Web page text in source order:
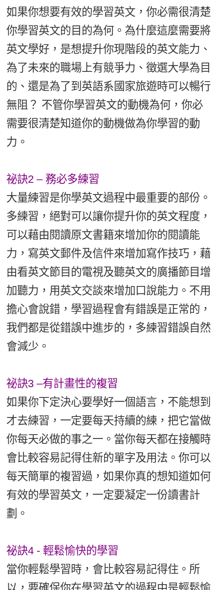
如果你想要有效的學習英文，你必需很清楚
你學習英文的目的為何。為什麼這麼需要將
英文學好，是想提升你現階段的英文能力、
為了未來的職場上有競爭力、徵選大學為目
的、還是為了到英語系國家旅遊時可以暢行
無阻？ 不管你學習英文的動機為何，你必
需要很清楚知道你的動機做為你學習的動
力。
祕訣2 – 務必多練習
大量練習是你學英文過程中最重要的部份。
多練習，絕對可以讓你提升你的英文程度，
可以藉由閱讀原文書籍來增加你的閱讀能
力，寫英文郵件及信件來增加寫作技巧，藉
由看英文節目的電視及聽英文的廣播節目增
加聽力，用英文交談來增加口說能力。不用
擔心會說錯，學習過程會有錯誤是正常的，
我們都是從錯誤中進步的，多練習錯誤自然
會減少。
祕訣3 –有計畫性的複習
如果你下定決心要學好一個語言，不能想到
才去練習，一定要每天持續的練，把它當做
你每天必做的事之一。當你每天都在接觸時
會比較容易記得住新的單字及用法。你可以
每天簡單的複習過，如果你真的想知道如何
有效的學習英文，一定要凝定一份讀書計
劃。
祕訣4 - 輕鬆愉快的學習
當你輕鬆學習時，會比較容易記得住。所